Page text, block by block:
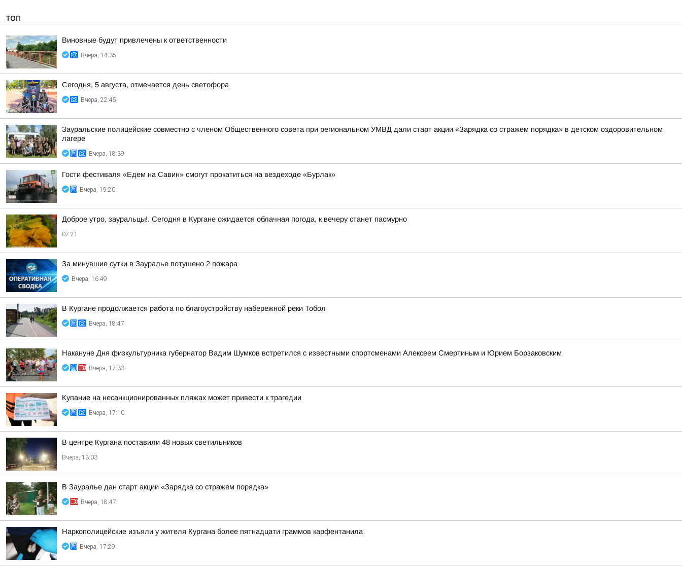
ТОП
Виновные будут привлечены к ответственности
Вчера, 14:35
Сегодня, 5 августа, отмечается день светофора
Вчера, 22:45
Зауральские полицейские совместно с членом Общественного совета при региональном УМВД дали старт акции «Зарядка со стражем порядка» в детском оздоровительном
лагере
Вчера, 18:39
Гости фестиваля «Едем на Савин» смогут прокатиться на вездеходе «Бурлак»
Вчера, 19:20
Доброе утро, зауральцы!. Сегодня в Кургане ожидается облачная погода, к вечеру станет пасмурно
07:21
За минувшие сутки в Зауралье потушено 2 пожара
Вчера, 16:49
В Кургане продолжается работа по благоустройству набережной реки Тобол
Вчера, 18:47
Накануне Дня физкультурника губернатор Вадим Шумков встретился с известными спортсменами Алексеем Смертиным и Юрием Борзаковским
Вчера, 17:33
Купание на несанкционированных пляжах может привести к трагедии
Вчера, 17:10
В центре Кургана поставили 48 новых светильников
Вчера, 13:03
В Зауралье дан старт акции «Зарядка со стражем порядка»
Вчера, 18:47
Наркополицейские изъяли у жителя Кургана более пятнадцати граммов карфентанила
Вчера, 17:29